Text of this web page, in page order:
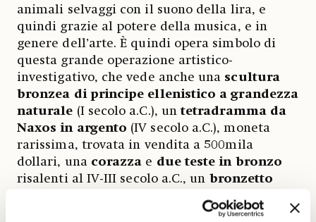
animali selvaggi con il suono della lira, e
quindi grazie al potere della musica, e in
genere dell’arte. È quindi opera simbolo di
questa grande operazione artistico-
investigativo, che vede anche una scultura
bronzea di principe ellenistico a grandezza
naturale (I secolo a.C.), untetradramma da
Naxos in argento (IV secolo a.C.), moneta
rarissima, trovata in vendita a 500mila
dollari, una corazza e due teste in bronzo
risalenti al IV-III secolo a.C., un bronzetto
. Sono tutti lavori esposti